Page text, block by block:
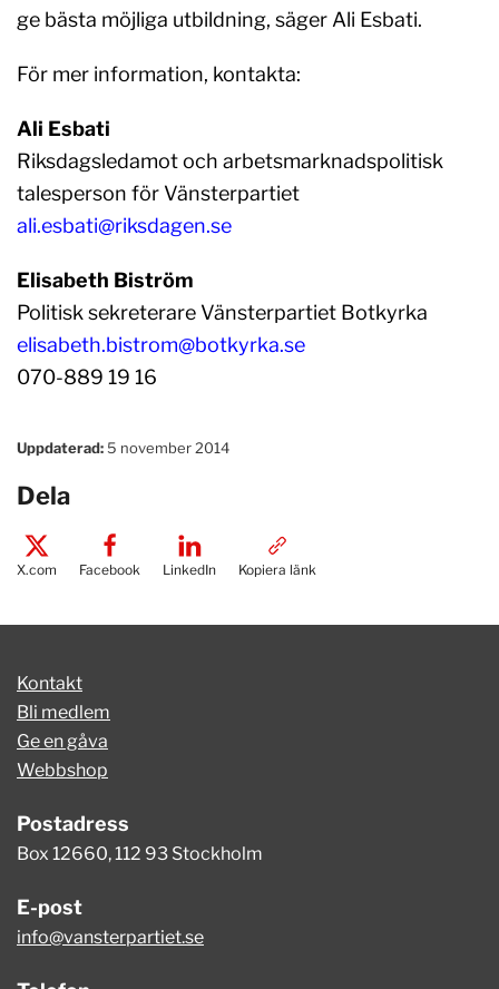
ge bästa möjliga utbildning, säger Ali Esbati.
För mer information, kontakta:
Ali Esbati
Riksdagsledamot och arbetsmarknadspolitisk
talesperson för Vänsterpartiet
ali.esbati@riksdagen.se
Elisabeth Biström
Politisk sekreterare Vänsterpartiet Botkyrka
elisabeth.bistrom@botkyrka.se
070-889 19 16
Uppdaterad:5 november 2014
Dela
X.com Facebook LinkedIn Kopiera länk
Kontakt
Bli medlem
Ge en gåva
Webbshop
Postadress
Box 12660, 112 93 Stockholm
E-post
info@vansterpartiet.se